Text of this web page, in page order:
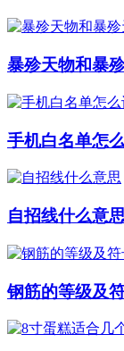
暴殄天物和暴
手机白名单怎
自招线什么意
钢筋的等级及